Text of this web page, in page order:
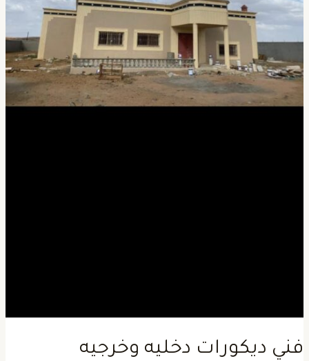
ديكورات دخليه وخرجيه